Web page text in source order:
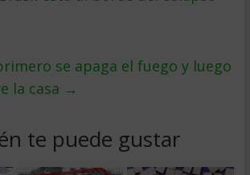
se apaga el fuego y luego
la casa →
te puede gustar